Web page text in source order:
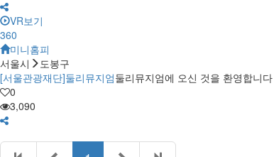
VR보기
360
미니홈피
서울시
도봉구
[서울관광재단]둘리뮤지엄둘리뮤지엄에 오신 것을 환영합니다
0
3,090